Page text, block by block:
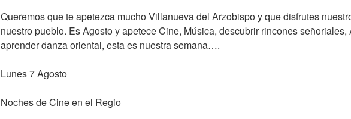
Queremos que te apetezca mucho Villanueva del Arzobispo y que disfrutes
nuestro pueblo. Es Agosto y apetece Cine, Música, descubrir rincones señoriales,
aprender danza oriental, esta es nuestra semana….
Lunes 7 Agosto
Noches de Cine en el Regio